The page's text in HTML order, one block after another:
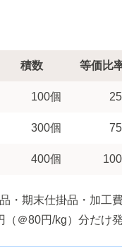
積数 等価比
100個
300個
400個
・期末仕掛品・加工
＠80円/kg）分だけ